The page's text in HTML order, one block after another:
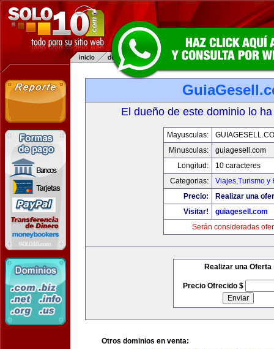
El dueño de este dominio lo
Mayusculas:
Minusculas:
guiagesell.com
Longitud:
10 caracteres
Categorias:
Viajes,Turismo y
Precio:
Realizar una
Visitar!
guiagesell.com
Serán consideradas
Realizar una Oferta
Precio Ofrecido $
Otros dominios en venta: